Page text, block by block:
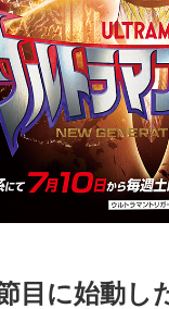
目に始動し